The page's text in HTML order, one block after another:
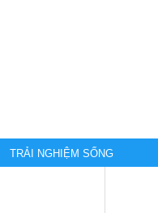
TRẢI NGHIỆM SỐNG